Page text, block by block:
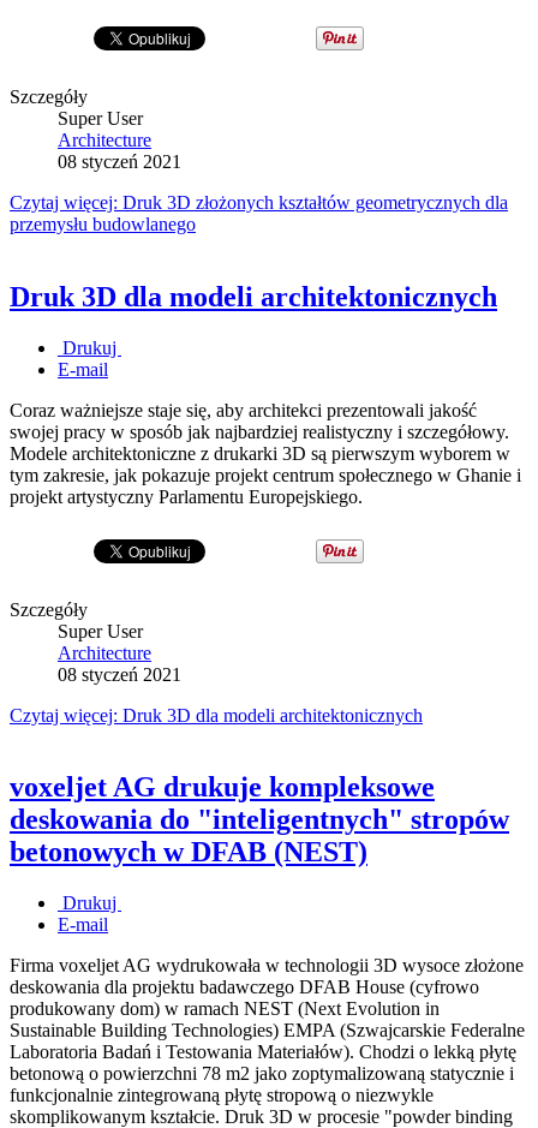
Szczegóły
Super User
Architecture
08 styczeń 2021
Czytaj więcej: Druk 3D złożonych kształtów geometrycznych dla
przemysłu budowlanego
Druk 3D dla modeli architektonicznych
Drukuj
E-mail
Coraz ważniejsze staje się, aby architekci prezentowali jakość
swojej pracy w sposób jak najbardziej realistyczny i szczegółowy.
Modele architektoniczne z drukarki 3D są pierwszym wyborem w
tym zakresie, jak pokazuje projekt centrum społecznego w Ghanie i
projekt artystyczny Parlamentu Europejskiego.
Szczegóły
Super User
Architecture
08 styczeń 2021
Czytaj więcej: Druk 3D dla modeli architektonicznych
voxeljet AG drukuje kompleksowe
deskowania do "inteligentnych" stropów
betonowych w DFAB (NEST)
Drukuj
E-mail
Firma voxeljet AG wydrukowała w technologii 3D wysoce złożone
deskowania dla projektu badawczego DFAB House (cyfrowo
produkowany dom) w ramach NEST (Next Evolution in
Sustainable Building Technologies) EMPA (Szwajcarskie Federalne
Laboratoria Badań i Testowania Materiałów). Chodzi o lekką płytę
betonową o powierzchni 78 m2 jako zoptymalizowaną statycznie i
funkcjonalnie zintegrowaną płytę stropową o niezwykle
skomplikowanym kształcie. Druk 3D w procesie "powder binding